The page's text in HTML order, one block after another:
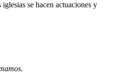
se hacen actuaciones y